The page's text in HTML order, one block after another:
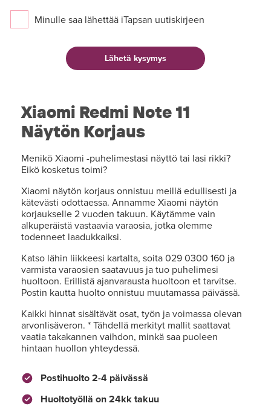
Minulle saa lähettää iTapsan uutiskirjeen
Xiaomi Redmi Note 11
Näytön Korjaus
Menikö Xiaomi -puhelimestasi näyttö tai lasi rikki?
Eikö kosketus toimi?
Xiaomi näytön korjaus onnistuu meillä edullisesti ja
kätevästi odottaessa. Annamme Xiaomi näytön
korjaukselle 2 vuoden takuun. Käytämme vain
alkuperäistä vastaavia varaosia, jotka olemme
todenneet laadukkaiksi.
Katso lähin liikkeesi kartalta, soita 029 0300 160 ja
varmista varaosien saatavuus ja tuo puhelimesi
huoltoon. Erillistä ajanvarausta huoltoon et tarvitse.
Postin kautta huolto onnistuu muutamassa päivässä.
Kaikki hinnat sisältävät osat, työn ja voimassa olevan
arvonlisäveron. * Tähdellä merkityt mallit saattavat
vaatia takakannen vaihdon, minkä saa puoleen
hintaan huollon yhteydessä.
Postihuolto 2-4 päivässä
Huoltotyöllä on 24kk takuu